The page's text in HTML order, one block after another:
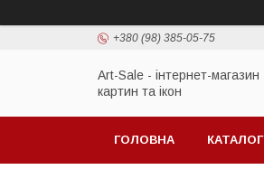
+380 (98) 385-05-75
Art-Sale - інтернет-магазин
картин та ікон
ГОЛОВНА КАТАЛОГ